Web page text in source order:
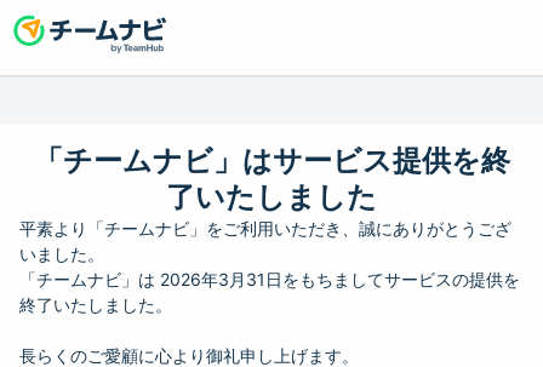
「チームナビ」はサービス提供を終
了いたしました
平素より「チームナビ」をご利用いただき、誠にありがとうござ
いました。
「チームナビ」は 2026年3月31日をもちましてサービスの提供を
終了いたしました。
長らくのご愛顧に心より御礼申し上げます。